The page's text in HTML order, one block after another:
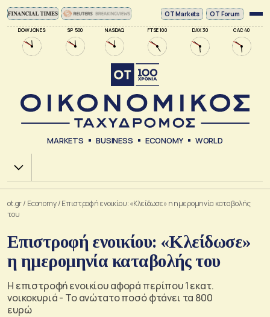
DOW JONES SP 500 NASDAQ FTSE 100 DAX 30 CAC 40
ΟΤ Markets OT Forum
MARKETS BUSINESS ECONOMY WORLD
Χ.Α.
ot.gr/ Economy/Επιστροφή ενοικίου: «Κλείδωσε» η ημερομηνία καταβολής
του
Επιστροφή ενοικίου: «Κλείδωσε»
η ημερομηνία καταβολής του
Η επιστροφή ενοικίου αφορά περίπου 1 εκατ.
νοικοκυριά - Το ανώτατο ποσό φτάνει τα 800
ευρώ